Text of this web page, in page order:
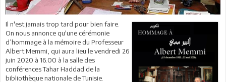
Il n'est jamais trop tard pour bien faire.
On nous annonce qu'une cérémonie
d’hommage à la mémoire du Professeur
Albert Memmi, qui aura lieu le vendredi 26
juin 2020 à 16.00 à la salle des
conférences Tahar Haddad de la
bibliothèque nationale de Tunisie.